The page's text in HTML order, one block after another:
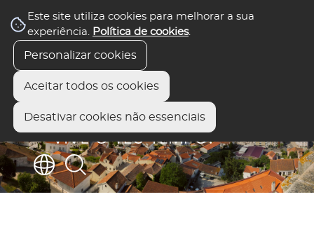
Este site utiliza cookies para melhorar a sua
experiência. Política de cookies.
Personalizar cookies
Aceitar todos os cookies
Desativar cookies não essenciais